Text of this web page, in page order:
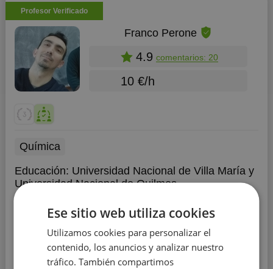
Profesor Verificado
Franco Perone
4.9 comentarios: 20
10 €/h
Química
Educación: Universidad Nacional de Villa María y
Universidad Nacional de Quilmes
de los estudiantes en su proceso educativo. Ajusto mis
lecciones para satisfacer las diversas necesidades de
los alumnos, lo que contribuye a mantener su
Ese sitio web utiliza cookies
Utilizamos cookies para personalizar el
contenido, los anuncios y analizar nuestro
tráfico. También compartimos